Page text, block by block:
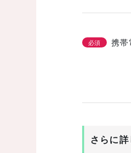
必須 携帯
さらに